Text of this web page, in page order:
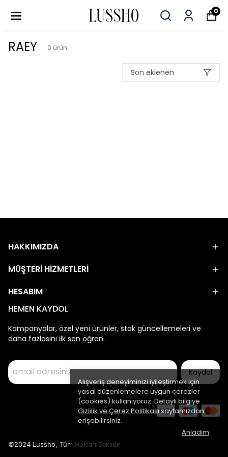
0
Alışveriş deneyiminizi iyileştirmek için
yasal düzenlemelere uygun çerezler
(cookies) kullanıyoruz. Detaylı bilgiye
Gizlilik ve Çerez Politikasısayfamızdan
erişebilirsiniz.
Anladım
RAEY 0 ürün
Son eklenen
HAKKIMIZDA
MÜŞTERİ HİZMETLERİ
HESABIM
HEMEN KAYDOL
Kampanyalar, özel yeni ürünler, stok güncellemeleri ve
daha fazlasını ilk sen öğren.
Kaydol
©2024 Lussho, Tüm Hakları Saklıdır